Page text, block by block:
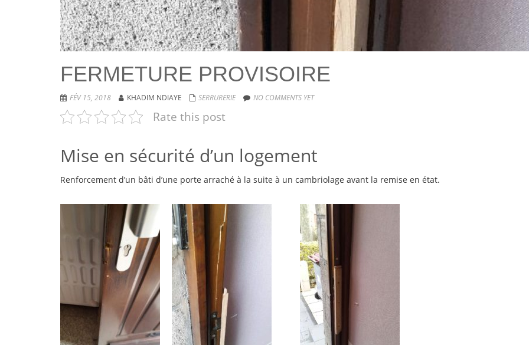
FERMETURE PROVISOIRE
FÉV 15, 2018 KHADIM NDIAYE SERRURERIE NO COMMENTS YET
Rate this post
Mise en sécurité d’un logement
Renforcement d’un bâti d’une porte arraché à la suite à un cambriolage avant la remise en état.